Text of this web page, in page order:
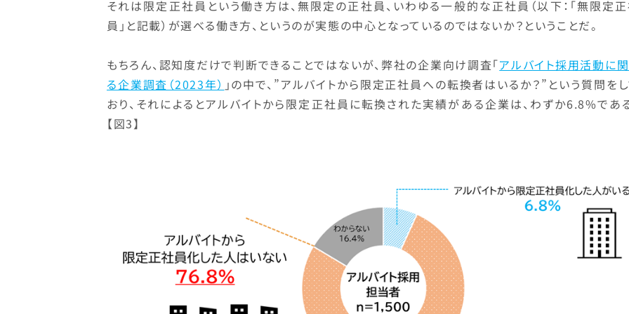
それは限定正社員という働き方は、無限定の正社員、いわゆる一般的な正社員（以下：「無限定
員」と記載）が選べる働き方、というのが実態の中心となっているのではないか？ということだ。
もちろん、認知度だけで判断できることではないが、弊社の企業向け調査「アルバイト採用活動に
る企業調査（2023年） 」の中で、”アルバイトから限定正社員への転換者はいるか？”という質問を
おり、それによるとアルバイトから限定正社員に転換された実績がある企業は、わずか6.8%である
【図3】